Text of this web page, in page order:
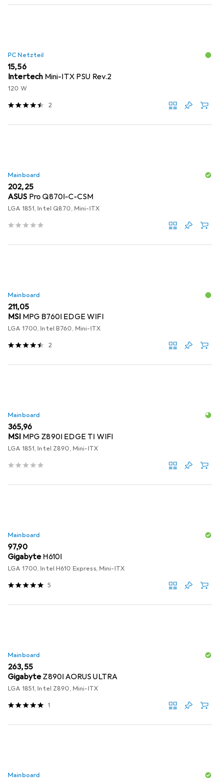
PC Netzteil
EUR
15,56
Intertech Mini-ITX PSU Rev.2
120 W
2
Mainboard
EUR
202,25
ASUS Pro Q870I-C-CSM
LGA 1851, Intel Q870, Mini-ITX
Mainboard
EUR
211,05
MSI MPG B760I EDGE WIFI
LGA 1700, Intel B760, Mini-ITX
2
Mainboard
EUR
365,96
MSI MPG Z890I EDGE TI WIFI
LGA 1851, Intel Z890, Mini-ITX
Mainboard
EUR
97,90
Gigabyte H610I
LGA 1700, Intel H610 Express, Mini-ITX
5
Mainboard
EUR
263,55
Gigabyte Z890I AORUS ULTRA
LGA 1851, Intel Z890, Mini-ITX
1
Mainboard